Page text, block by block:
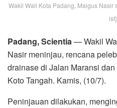
Wakil Wali Kota Padang, Maigus
ist]
Padang, Scientia— Wakil
Nasir meninjau, rencana
drainase di Jalan Maransi
Koto Tangah. Kamis, (10/7).
Peninjauan dilakukan,